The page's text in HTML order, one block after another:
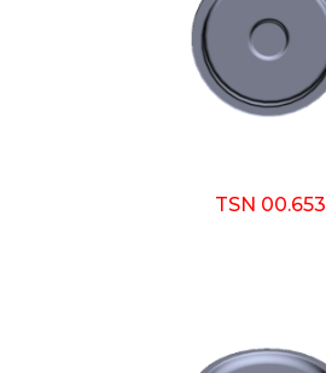
TSN 00.653